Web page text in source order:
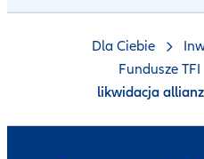
Dla Ciebie
Fundusze TFI
likwidacja